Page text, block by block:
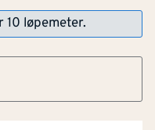
løpemeter.